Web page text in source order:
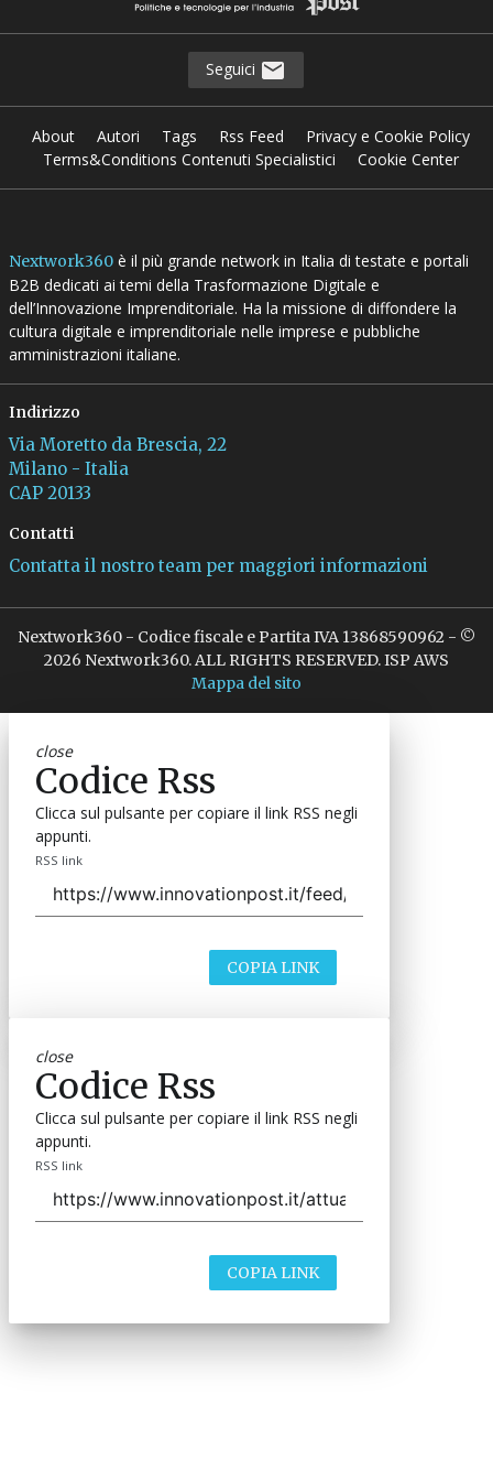
Seguici
About Autori Tags Rss Feed
Privacy e Cookie Policy
Terms&Conditions Contenuti Specialistici
Cookie Center
Nextwork360è il più grande network in Italia di testate e portali
B2B dedicati ai temi della Trasformazione Digitale e
dell’Innovazione Imprenditoriale. Ha la missione di diffondere la
cultura digitale e imprenditoriale nelle imprese e pubbliche
amministrazioni italiane.
Indirizzo
Via Moretto da Brescia, 22
Milano - Italia
CAP 20133
Contatti
Contatta il nostro team per maggiori informazioni
Nextwork360 - Codice fiscale e Partita IVA 13868590962 - ©
2026 Nextwork360. ALL RIGHTS RESERVED. ISP AWS
Mappa del sito
close
Codice Rss
Clicca sul pulsante per copiare il link RSS negli
appunti.
RSS link
COPIA LINK
close
Codice Rss
Clicca sul pulsante per copiare il link RSS negli
appunti.
RSS link
COPIA LINK